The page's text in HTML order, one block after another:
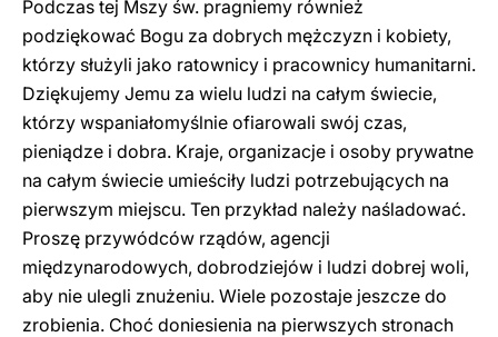
Podczas tej Mszy św. pragniemy również
podziękować Bogu za dobrych mężczyzn i kobiety,
którzy służyli jako ratownicy i pracownicy humanitarni.
Dziękujemy Jemu za wielu ludzi na całym świecie,
którzy wspaniałomyślnie ofiarowali swój czas,
pieniądze i dobra. Kraje, organizacje i osoby prywatne
na całym świecie umieściły ludzi potrzebujących na
pierwszym miejscu. Ten przykład należy naśladować.
Proszę przywódców rządów, agencji
międzynarodowych, dobrodziejów i ludzi dobrej woli,
aby nie ulegli znużeniu. Wiele pozostaje jeszcze do
zrobienia. Choć doniesienia na pierwszych stronach